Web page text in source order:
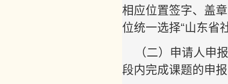
相应位置签字、盖
位统一选择“山东省
（二）申请人申
段内完成课题的申